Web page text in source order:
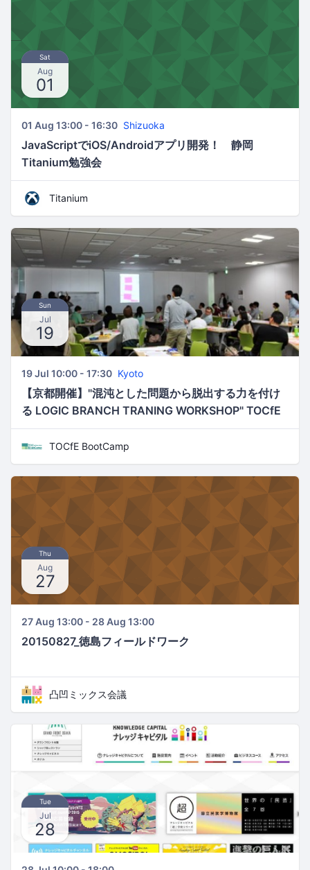
Sat
Aug
01
01 Aug 13:00 - 16:30 Shizuoka
JavaScriptでiOS/Androidアプリ開発！ 静岡
Titanium勉強会
Titanium
Sun
Jul
19
19 Jul 10:00 - 17:30 Kyoto
【京都開催】"混沌とした問題から脱出する力を付け
る LOGIC BRANCH TRANING WORKSHOP" TOCfE
BootCamp KANSAI
TOCfE BootCamp
Thu
Aug
27
27 Aug 13:00 - 28 Aug 13:00
20150827_徳島フィールドワーク
凸凹ミックス会議
Tue
Jul
28